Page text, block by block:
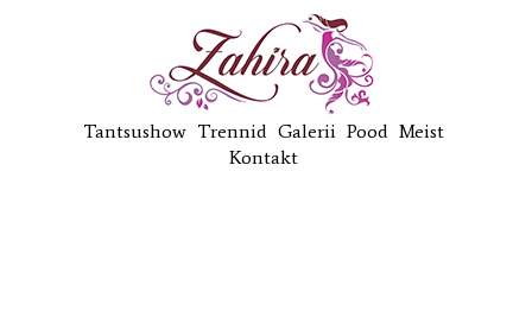
Tantsushow Trennid Galerii Pood Meist
Kontakt